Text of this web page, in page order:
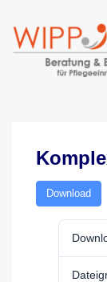
Zum
Inhalt
Download